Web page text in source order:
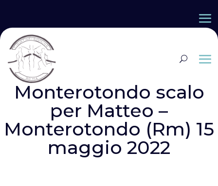
Monterotondo scalo
per Matteo –
Monterotondo (Rm) 15
maggio 2022